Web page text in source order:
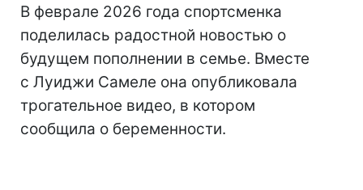
В феврале 2026 года спортсменка
поделилась радостной новостью о
будущем пополнении в семье. Вместе
с Луиджи Самеле она опубликовала
трогательное видео, в котором
сообщила о беременности.